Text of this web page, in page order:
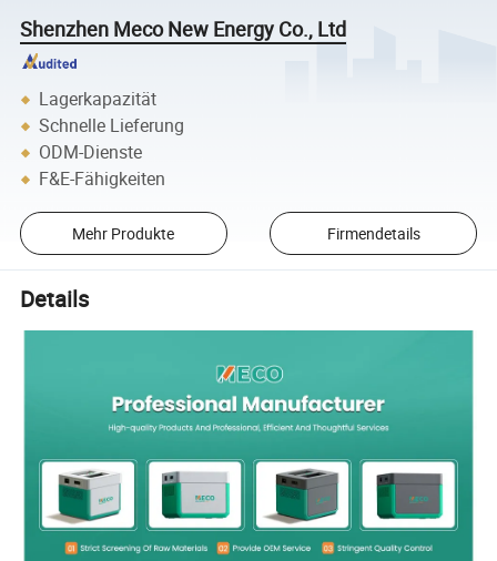
Shenzhen Meco New Energy Co., Ltd
Lagerkapazität
Schnelle Lieferung
ODM-Dienste
F&E-Fähigkeiten
Mehr Produkte Firmendetails
Details